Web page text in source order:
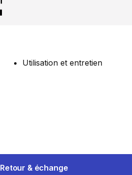
Utilisation et entretien
Retour & échange